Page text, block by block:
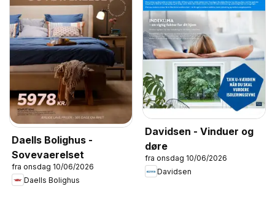
Daells Bolighus -
Sovevaerelset
fra onsdag 10/06/2026
Daells Bolighus
Davidsen - Vinduer og
døre
fra onsdag 10/06/2026
Davidsen